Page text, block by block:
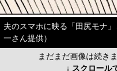
夫のスマホに映る「田尻モナ
一さん提供）
まだまだ画像は続き
↓ スクロール